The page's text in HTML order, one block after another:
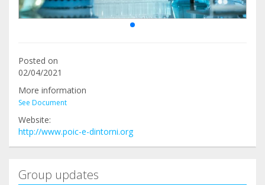
Posted on
02/04/2021
More information
See Document
Website:
http://www.poic-e-dintorni.org
Group updates